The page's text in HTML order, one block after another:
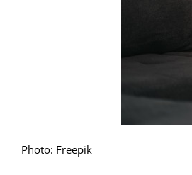
Photo: Freepik